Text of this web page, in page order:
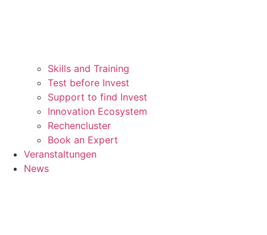
Skills and Training
Test before Invest
Support to find Invest
Innovation Ecosystem
Rechencluster​
Book an Expert
Veranstaltungen
News